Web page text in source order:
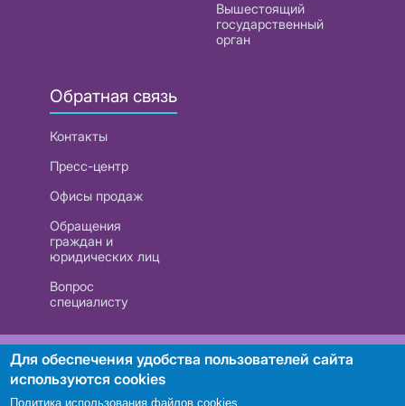
Вышестоящий
государственный
орган
Обратная связь
Контакты
Пресс-центр
Офисы продаж
Обращения
граждан и
юридических лиц
Вопрос
специалисту
РУП «Белтелеком». УНП 101007741
Для обеспечения удобства пользователей сайта
используются cookies
Политика использования файлов cookies